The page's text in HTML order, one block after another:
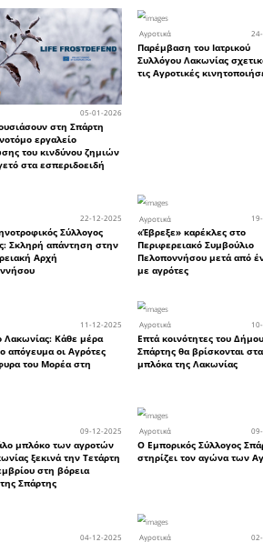
Ζητούν εξηγήσεις για το
μπλοκάρισμα στις άδειες
γεωτρήσεων
Οι τάσεις στο διεθνές
για το ελαιόλαδο και τις
επιτραπέζιες ελιές